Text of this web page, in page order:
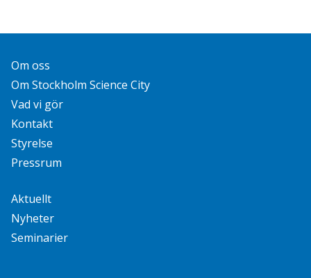
Om oss
Om Stockholm Science City
Vad vi gör
Kontakt
Styrelse
Pressrum
Aktuellt
Nyheter
Seminarier